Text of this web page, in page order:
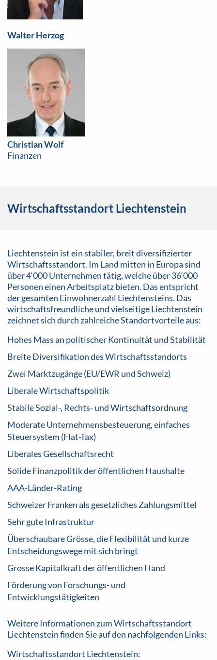
Walter Herzog
Christian Wolf
Finanzen
Wirtschaftsstandort Liechtenstein
Liechtenstein ist ein stabiler, breit diversifizierter
Wirtschaftsstandort. Im Land mitten in Europa sind
über 4‘000 Unternehmen tätig, welche über 36‘000
Personen einen Arbeitsplatz bieten. Das entspricht
der gesamten Einwohnerzahl Liechtensteins. Das
wirtschaftsfreundliche und vielseitige Liechtenstein
zeichnet sich durch zahlreiche Standortvorteile aus:
Hohes Mass an politischer Kontinuität und Stabilität
Breite Diversifikation des Wirtschaftsstandorts
Zwei Marktzugänge (EU/EWR und Schweiz)
Liberale Wirtschaftspolitik
Stabile Sozial-, Rechts- und Wirtschaftsordnung
Moderate Unternehmensbesteuerung, einfaches
Steuersystem (Flat-Tax)
Liberales Gesellschaftsrecht
Solide Finanzpolitik der öffentlichen Haushalte
AAA-Länder-Rating
Schweizer Franken als gesetzliches Zahlungsmittel
Sehr gute Infrastruktur
Überschaubare Grösse, die Flexibilität und kurze
Entscheidungswege mit sich bringt
Grosse Kapitalkraft der öffentlichen Hand
Förderung von Forschungs- und
Entwicklungstätigkeiten
Weitere Informationen zum Wirtschaftsstandort
Liechtenstein finden Sie auf den nachfolgenden Links:
Wirtschaftsstandort Liechtenstein: